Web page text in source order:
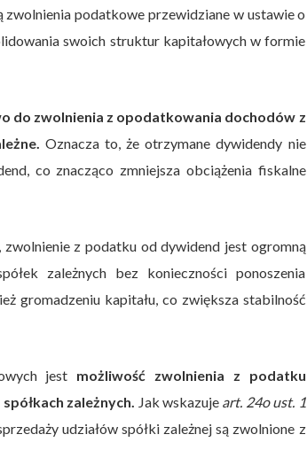
zwolnienia podatkowe przewidziane w ustawie o
swoich struktur kapitałowych w formie
do zwolnienia z opodatkowania dochodów z
Oznacza to, że otrzymane dywidendy nie
co znacząco zmniejsza obciążenia fiskalne
z podatku od dywidend jest ogromną
zależnych bez konieczności ponoszenia
gromadzeniu kapitału, co zwiększa stabilność
jest możliwość zwolnienia z podatku
zależnych. Jak wskazuje art. 24o ust. 1
udziałów spółki zależnej są zwolnione z